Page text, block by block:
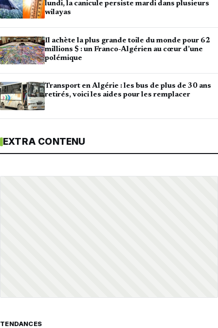
lundi, la canicule persiste mardi dans plusieurs
wilayas
Il achète la plus grande toile du monde pour 62
millions $ : un Franco-Algérien au cœur d’une
polémique
Transport en Algérie : les bus de plus de 30 ans
retirés, voici les aides pour les remplacer
EXTRA CONTENU
TENDANCES